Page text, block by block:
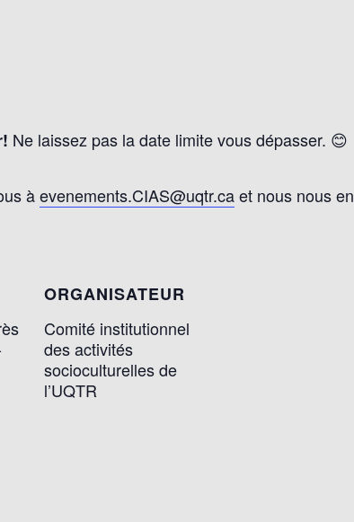
Ne laissez pas la date limite vous dépasser. 😊
àevenements.CIAS@uqtr.caet nous nous en
ORGANISATEUR
Comité institutionnel
des activités
socioculturelles de
l’UQTR